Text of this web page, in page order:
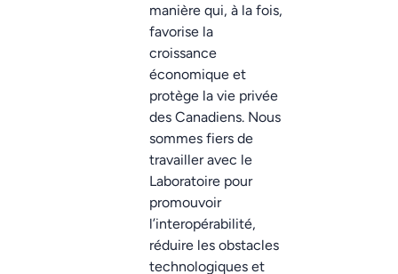
manière qui, à la fois,
favorise la
croissance
économique et
protège la vie privée
des Canadiens. Nous
sommes fiers de
travailler avec le
Laboratoire pour
promouvoir
l’interopérabilité,
réduire les obstacles
technologiques et